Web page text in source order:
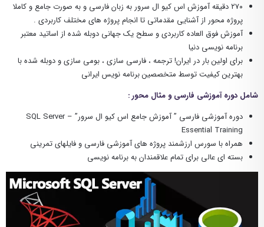
۲۷۰ دقیقه آموزش اس کیو ال سرور به زبان فارسی و به صورت جامع و کاملا
پروژه محور از آشنایی مقدماتی تا انجام پروژه های مختلف کاربردی .
آموزش فوق العاده کاربردی و سطح یک جهانی دوبله شده از اساتید معتبر
برنامه نویسی دنیا
برای اولین بار در ایران! ترجمه ، فارسی سازی ، بومی سازی و دوبله شده با
بهترین کیفیت توسط متخصصین برنامه نویس ایرانی
شامل دوره آموزشی فارسی و مثال محور :
دوره آموزشی فارسی ” آموزش جامع اس کیو ال سرور
” – SQL Server
Essential Training
همراه با سورس ارزشمند پروژه های آموزشی فارسی و فایلهای تمرینی
بسته ای عالی برای تمام علاقمندان به برنامه نویسی